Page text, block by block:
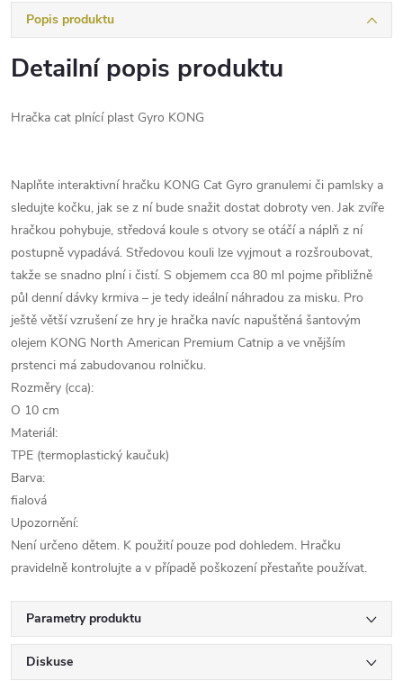
Popis produktu
Detailní popis produktu
Hračka cat plnící plast Gyro KONG
Naplňte interaktivní hračku KONG Cat Gyro granulemi či pamlsky a
sledujte kočku, jak se z ní bude snažit dostat dobroty ven. Jak zvíře
hračkou pohybuje, středová koule s otvory se otáčí a náplň z ní
postupně vypadává. Středovou kouli lze vyjmout a rozšroubovat,
takže se snadno plní i čistí. S objemem cca 80 ml pojme přibližně
půl denní dávky krmiva – je tedy ideální náhradou za misku. Pro
ještě větší vzrušení ze hry je hračka navíc napuštěná šantovým
olejem KONG North American Premium Catnip a ve vnějším
prstenci má zabudovanou rolničku.
Rozměry (cca):
O 10 cm
Materiál:
TPE (termoplastický kaučuk)
Barva:
fialová
Upozornění:
Není určeno dětem. K použití pouze pod dohledem. Hračku
pravidelně kontrolujte a v případě poškození přestaňte používat.
Parametry produktu
Diskuse